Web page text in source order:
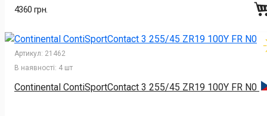
4360 грн.
Артикул: 21462
В наявності: 4 шт
Continental ContiSportContact 3 255/45 ZR19 100Y FR N0